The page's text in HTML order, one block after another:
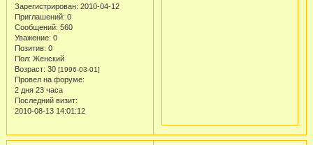
Зарегистрирован: 2010-04-12
Приглашений: 0
Сообщений: 560
Уважение: 0
Позитив: 0
Пол: Женский
Возраст: 30 [1996-03-01]
Провел на форуме:
2 дня 23 часа
Последний визит:
2010-08-13 14:01:12